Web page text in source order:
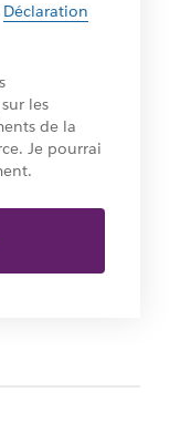
Déclaration
les
de la
Je pourrai